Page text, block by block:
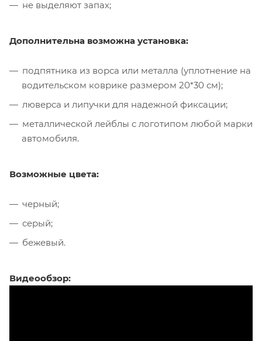
не выделяют запах;
Дополнительна возможна установка:
подпятника из ворса или металла (уплотнение на
водительском коврике размером 20*30 см);
люверса и липучки для надежной фиксации;
металлической лейблы с логотипом любой марки
автомобиля.
Возможные цвета:
черный;
серый;
бежевый.
Видеообзор: